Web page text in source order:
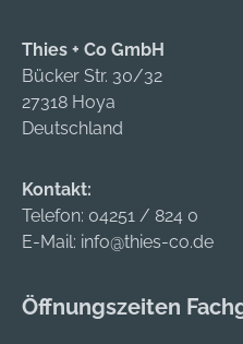
Thies + Co GmbH
Bücker Str. 30/32
27318 Hoya
Deutschland
Kontakt:
Telefon: 04251 / 824 0
E-Mail: info@thies-co.de
Öffnungszeiten